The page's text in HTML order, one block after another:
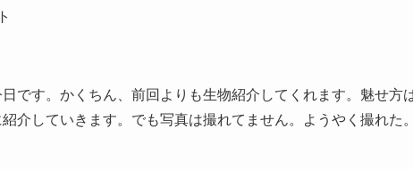
です。かくちん、前回よりも生物紹介してくれます。魅せ方
介していきます。でも写真は撮れてません。ようやく撮れた